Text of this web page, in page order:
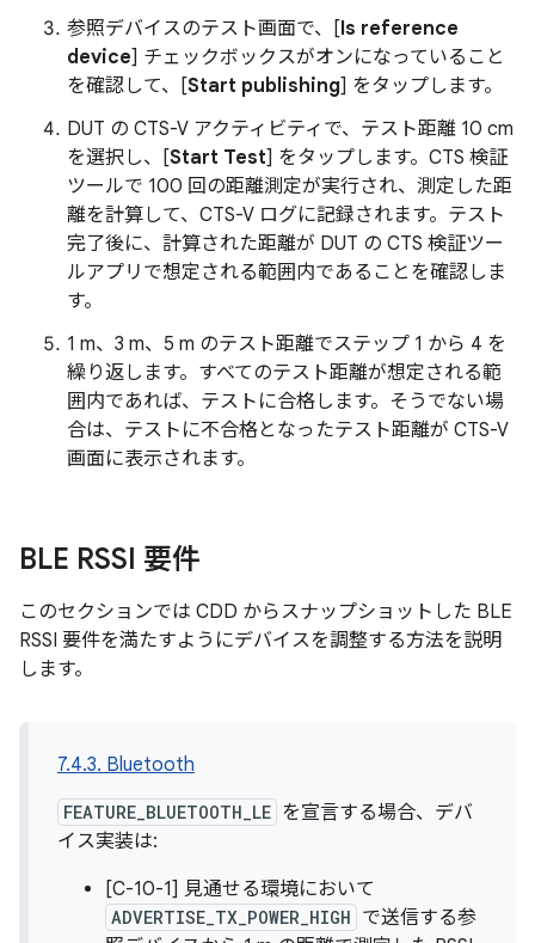
参照デバイスのテスト画面で、[Is reference
device] チェックボックスがオンになっていること
を確認して、[Start publishing] をタップします。
DUT の CTS-V アクティビティで、テスト距離 10 cm
を選択し、[Start Test] をタップします。CTS 検証
ツールで 100 回の距離測定が実行され、測定した距
離を計算して、CTS-V ログに記録されます。テスト
完了後に、計算された距離が DUT の CTS 検証ツー
ルアプリで想定される範囲内であることを確認しま
す。
1 m、3 m、5 m のテスト距離でステップ 1 から 4 を
繰り返します。すべてのテスト距離が想定される範
囲内であれば、テストに合格します。そうでない場
合は、テストに不合格となったテスト距離が CTS-V
画面に表示されます。
BLE RSSI 要件
このセクションでは CDD からスナップショットした BLE
RSSI 要件を満たすようにデバイスを調整する方法を説明
します。
7.4.3. Bluetooth
FEATURE_BLUETOOTH_LE を宣言する場合、デバ
イス実装は:
[C-10-1] 見通せる環境において
ADVERTISE_TX_POWER_HIGH で送信する参